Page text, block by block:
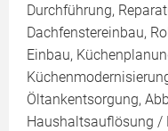
Durchführung,
Dachfenstereinbau,
Einbau,
Öltankentsorgung,
Haushaltsauflösung /